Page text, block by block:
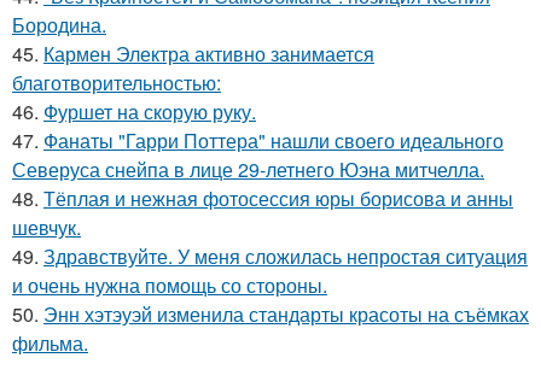
Бородина.
45. Кармен Электра активно занимается
благотворительностью:
46. Фуршет на скорую руку.
47. Фанаты "Гарри Поттера" нашли своего идеального
Северуса снейпа в лице 29-летнего Юэна митчелла.
48. Тёплая и нежная фотосессия юры борисова и анны
шевчук.
49. Здравствуйте. У меня сложилась непростая ситуация
и очень нужна помощь со стороны.
50. Энн хэтэуэй изменила стандарты красоты на съёмках
фильма.